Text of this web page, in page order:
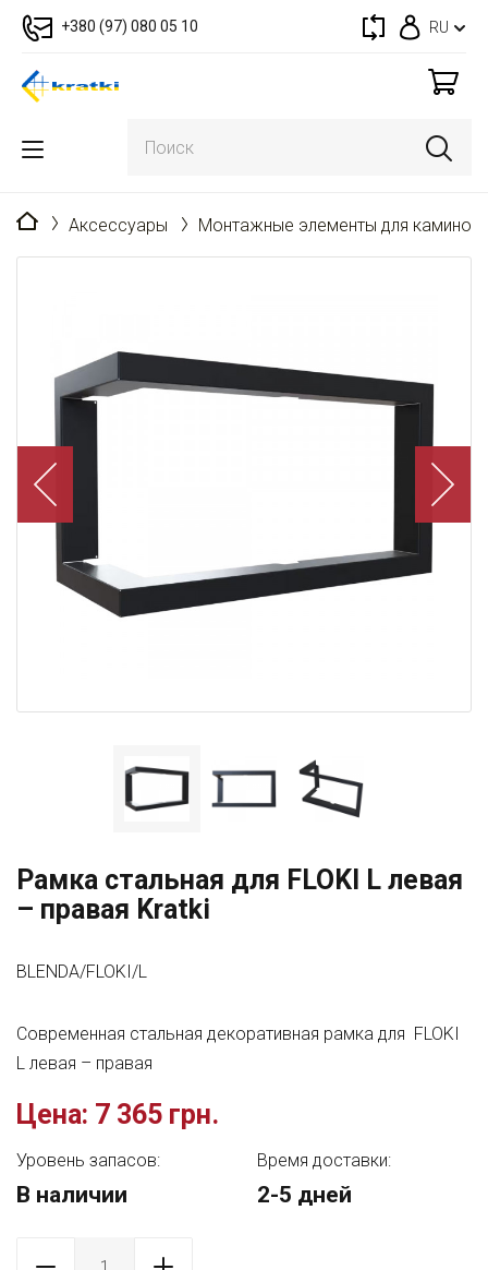
+380 (97) 080 05 10 RU
Главная
Аксессуары Монтажные элементы для каминов
Рамка стальная для FLOKI L левая
– правая Kratki
BLENDA/FLOKI/L
Современная стальная декоративная рамка для FLOKI
L левая – правая
Цена: 7 365 грн.
Уровень запасов:
В наличии
Время доставки:
2-5 дней